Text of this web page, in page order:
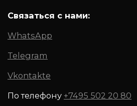
Связаться с нами:
WhatsApp
Telegram
Vkontakte
По телефону +7495 502 20 80